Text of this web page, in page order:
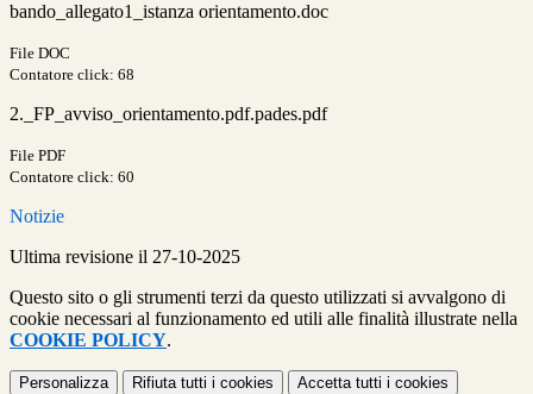
bando_allegato1_istanza orientamento.doc
File DOC
Contatore click: 68
2._FP_avviso_orientamento.pdf.pades.pdf
File PDF
Contatore click: 60
Notizie
Ultima revisione il 27-10-2025
Questo sito o gli strumenti terzi da questo utilizzati si avvalgono di
cookie necessari al funzionamento ed utili alle finalità illustrate nella
COOKIE POLICY.
Personalizza Rifiuta tutti i cookies Accetta tutti i cookies